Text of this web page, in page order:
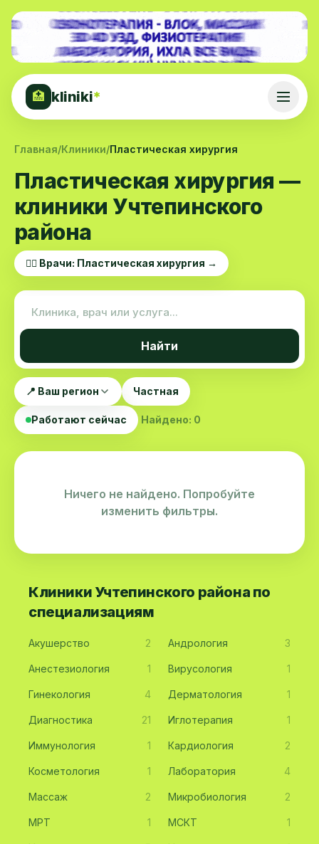
🏥 kliniki*
Главная/Клиники/Пластическая хирургия
Пластическая хирургия —
клиники Учтепинского
района
👨‍⚕️ Врачи: Пластическая хирургия →
Найти
📍 Ваш регион Частная
Работают сейчас Найдено: 0
Ничего не найдено. Попробуйте
изменить фильтры.
Клиники Учтепинского района по
специализациям
Акушерство 2 Андрология 3
Анестезиология 1 Вирусология 1
Гинекология 4 Дерматология 1
Диагностика 21 Иглотерапия 1
Иммунология 1 Кардиология 2
Косметология 1 Лаборатория 4
Массаж 2 Микробиология 2
МРТ 1 МСКТ 1